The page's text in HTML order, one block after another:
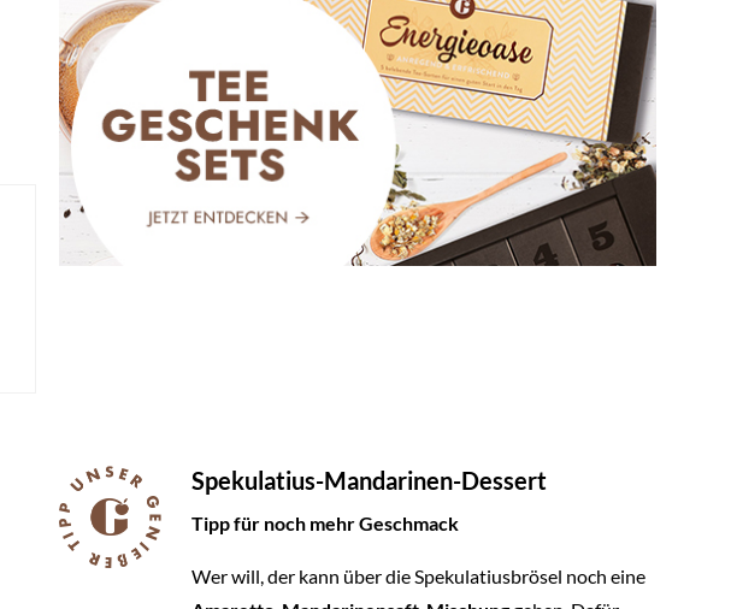
Spekulatius-Mandarinen-Dessert
Tipp für noch mehr Geschmack
Wer will, der kann über die Spekulatiusbrösel noch eine